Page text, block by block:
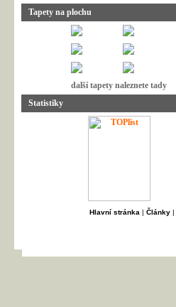
Tapety na plochu
další tapety naleznete tady
Statistiky
Hlavní stránka | Články|